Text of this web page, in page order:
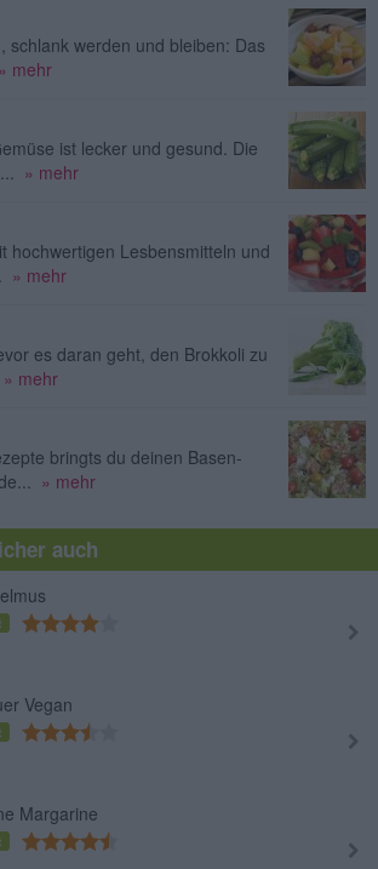
schlank werden und bleiben: Das
» mehr
ist lecker und gesund. Die
» mehr
hochwertigen Lesbensmitteln und
» mehr
es daran geht, den Brokkoli zu
» mehr
bringts du deinen Basen-
» mehr
auch
Vegan
Margarine